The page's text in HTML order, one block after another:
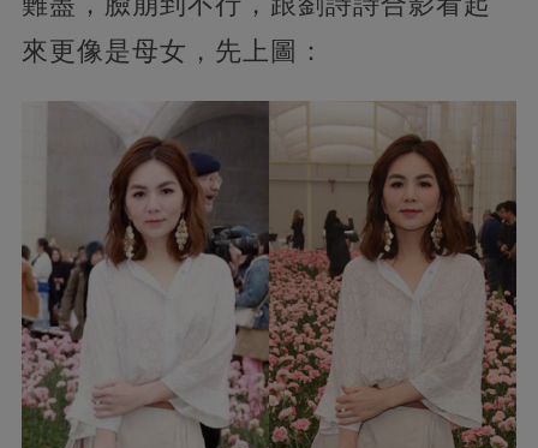
來更像是母女，先上圖：